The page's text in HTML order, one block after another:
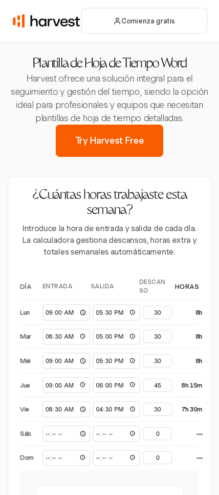
Comienza gratis
Plantilla de Hoja de Tiempo Word
Harvest ofrece una solución integral para el
seguimiento y gestión del tiempo, siendo la opción
ideal para profesionales y equipos que necesitan
plantillas de hoja de tiempo detalladas.
Try Harvest Free
¿Cuántas horas trabajaste esta
semana?
Introduce la hora de entrada y salida de cada día.
La calculadora gestiona descansos, horas extra y
totales semanales automáticamente.
DÍA ENTRADA SALIDA
DESCAN
SO
HORAS
Lun 8h
Mar 8h
Mié 8h
Jue 8h 15m
Vie 7h 30m
Sáb —
Dom —